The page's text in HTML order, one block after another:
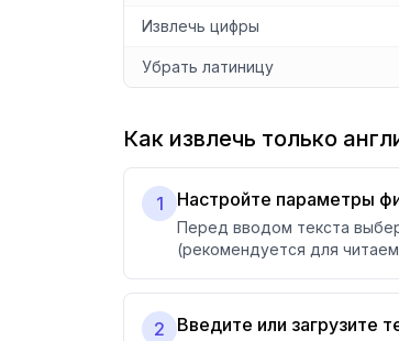
Извлечь цифры
Убрать латиницу
Как извлечь только
1 Настройте параметры
Перед вводом текста
(рекомендуется для
2 Введите или загрузите